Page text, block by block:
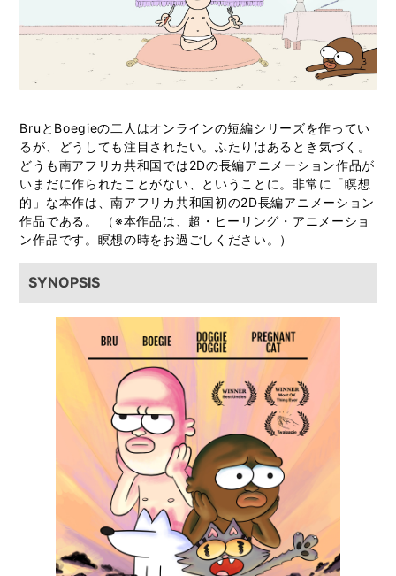
BruとBoegieの二人はオンラインの短編シリーズを作ってい
るが、どうしても注目されたい。ふたりはあるとき気づく。
どうも南アフリカ共和国では2Dの長編アニメーション作品が
いまだに作られたことがない、ということに。非常に「瞑想
的」な本作は、南アフリカ共和国初の2D長編アニメーション
作品である。 （※本作品は、超・ヒーリング・アニメーショ
ン作品です。瞑想の時をお過ごしください。）
SYNOPSIS